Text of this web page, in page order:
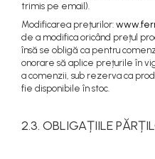
trimis pe email).
Modificarea prețurilor:
de a modifica oricând prețul
însă se obligă ca pentru
onorare să aplice prețurile în
a comenzii, sub rezerva ca
fie disponibile în stoc.
2.3. OBLIGAȚIILE